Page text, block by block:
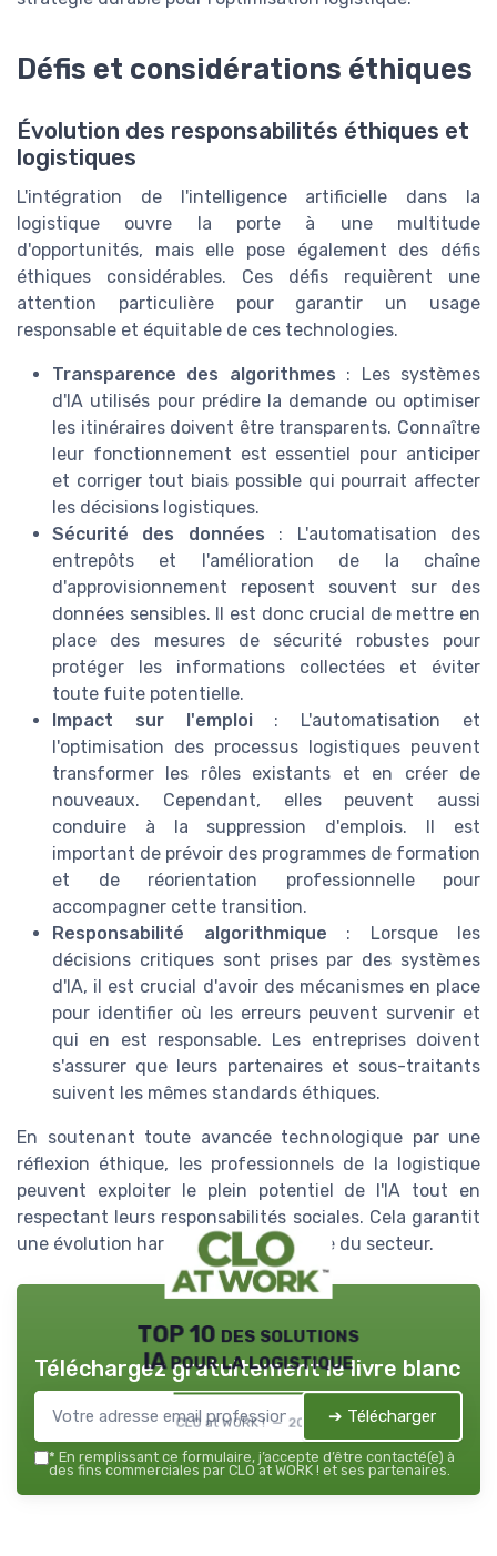
Défis et considérations éthiques
Évolution des responsabilités éthiques et
logistiques
L'intégration de l'intelligence artificielle dans la
logistique ouvre la porte à une multitude
d'opportunités, mais elle pose également des défis
éthiques considérables. Ces défis requièrent une
attention particulière pour garantir un usage
responsable et équitable de ces technologies.
Transparence des algorithmes : Les systèmes
d'IA utilisés pour prédire la demande ou optimiser
les itinéraires doivent être transparents. Connaître
leur fonctionnement est essentiel pour anticiper
et corriger tout biais possible qui pourrait affecter
les décisions logistiques.
Sécurité des données : L'automatisation des
entrepôts et l'amélioration de la chaîne
d'approvisionnement reposent souvent sur des
données sensibles. Il est donc crucial de mettre en
place des mesures de sécurité robustes pour
protéger les informations collectées et éviter
toute fuite potentielle.
Impact sur l'emploi: L'automatisation et
l'optimisation des processus logistiques peuvent
transformer les rôles existants et en créer de
nouveaux. Cependant, elles peuvent aussi
conduire à la suppression d'emplois. Il est
important de prévoir des programmes de formation
et de réorientation professionnelle pour
accompagner cette transition.
Responsabilité algorithmique : Lorsque les
décisions critiques sont prises par des systèmes
d'IA, il est crucial d'avoir des mécanismes en place
pour identifier où les erreurs peuvent survenir et
qui en est responsable. Les entreprises doivent
s'assurer que leurs partenaires et sous-traitants
suivent les mêmes standards éthiques.
En soutenant toute avancée technologique par une
réflexion éthique, les professionnels de la logistique
peuvent exploiter le plein potentiel de l'IA tout en
respectant leurs responsabilités sociales. Cela garantit
une évolution harmonieuse et durable du secteur.
TOP 10 des solutions
IA pour la logistique
CLO at WORK ! — 2026
Téléchargez gratuitement le livre blanc
➔ Télécharger
* En remplissant ce formulaire, j’accepte d’être contacté(e) à
des fins commerciales par CLO at WORK ! et ses partenaires.